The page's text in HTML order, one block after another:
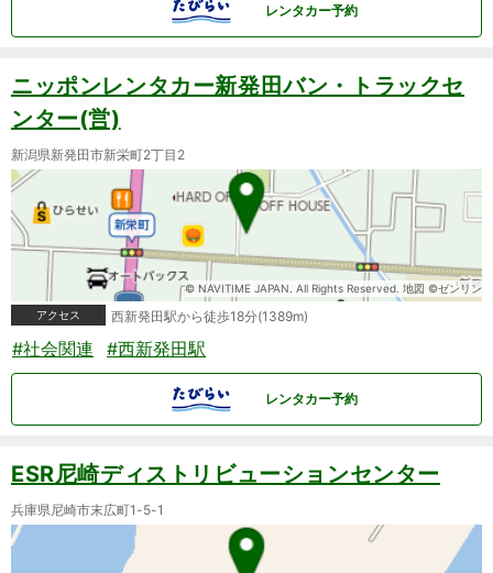
レンタカー予約
ニッポンレンタカー新発田バン・トラックセ
ンター(営)
新潟県新発田市新栄町2丁目2
© NAVITIME JAPAN. All Rights Reserved. 地図 ©ゼンリン
アクセス
西新発田駅から徒歩18分(1389m)
#社会関連 #西新発田駅
レンタカー予約
ESR尼崎ディストリビューションセンター
兵庫県尼崎市末広町1-5-1